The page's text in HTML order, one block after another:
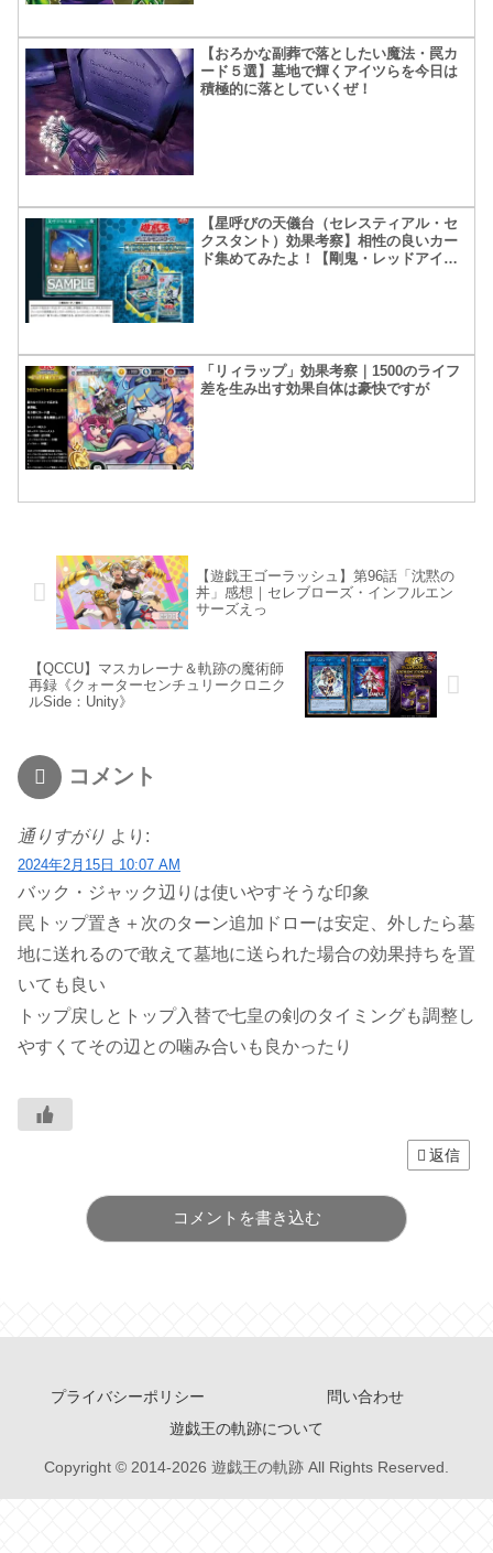
【おろかな副葬で落としたい魔法・罠カ
ード５選】墓地で輝くアイツらを今日は
積極的に落としていくぜ！
【星呼びの天儀台（セレスティアル・セ
クスタント）効果考察】相性の良いカー
ド集めてみたよ！【剛鬼・レッドアイズ
「リィラップ」効果考察｜1500のライフ
差を生み出す効果自体は豪快ですが
【遊戯王ゴーラッシュ】第96話「沈黙の
丼」感想｜セレブローズ・インフルエン
サーズえっ
【QCCU】マスカレーナ＆軌跡の魔術師
再録《クォーターセンチュリークロニク
ルSide：Unity》
コメント
通りすがり より:
2024年2月15日 10:07 AM
バック・ジャック辺りは使いやすそうな印象
罠トップ置き＋次のターン追加ドローは安定、外したら墓
地に送れるので敢えて墓地に送られた場合の効果持ちを置
いても良い
トップ戻しとトップ入替で七皇の剣のタイミングも調整し
やすくてその辺との噛み合いも良かったり
返信
コメントを書き込む
プライバシーポリシー
問い合わせ
遊戯王の軌跡について
Copyright © 2014-2026 遊戯王の軌跡 All Rights Reserved.